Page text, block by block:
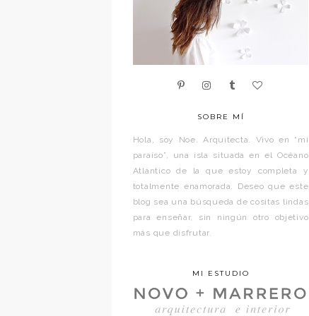
SOBRE MÍ
Hola, soy Noe. Arquitecta. Vivo en “mi
paraíso”, una isla situada en el Océano
Atlántico de la que estoy completa y
totalmente enamorada. Deseo que este
blog sea una búsqueda de cositas lindas
para enseñar, sin ningún otro objetivo
más que disfrutar.
MI ESTUDIO